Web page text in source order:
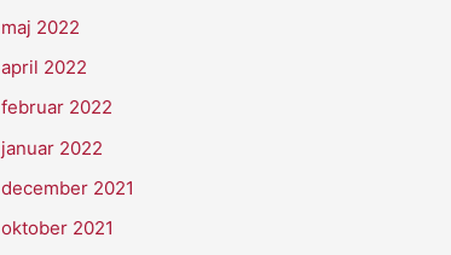
maj 2022
april 2022
februar 2022
januar 2022
december 2021
oktober 2021